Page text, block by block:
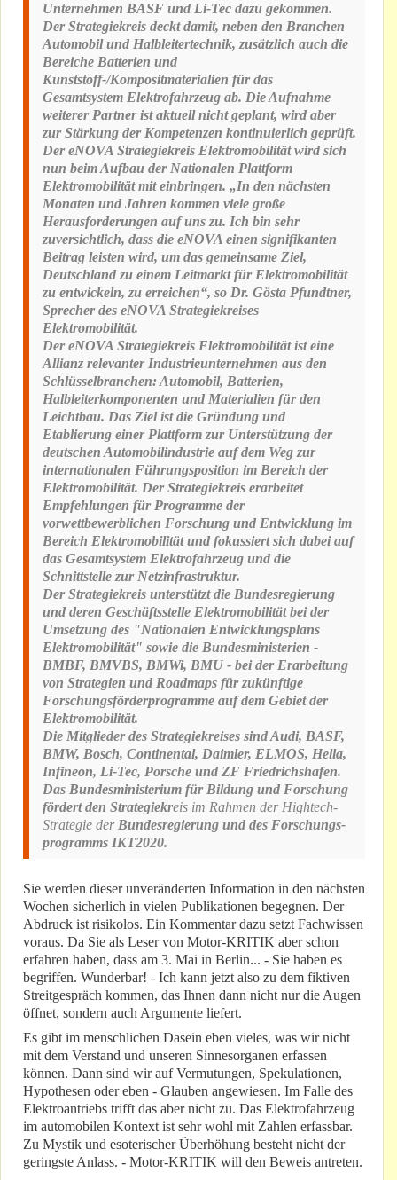
Unternehmen BASF und Li-Tec dazu gekommen.
Der Strategiekreis deckt damit, neben den Branchen
Automobil und Halbleitertechnik, zusätzlich auch die
Bereiche Batterien und
Kunststoff-/Kompositmaterialien für das
Gesamtsystem Elektrofahrzeug ab. Die Aufnahme
weiterer Partner ist aktuell nicht geplant, wird aber
zur Stärkung der Kompetenzen kontinuierlich geprüft.
Der eNOVA Strategiekreis Elektromobilität wird sich
nun beim Aufbau der Nationalen Plattform
Elektromobilität mit einbringen. „In den nächsten
Monaten und Jahren kommen viele große
Herausforderungen auf uns zu. Ich bin sehr
zuversichtlich, dass die eNOVA einen signifikanten
Beitrag leisten wird, um das gemeinsame Ziel,
Deutschland zu einem Leitmarkt für Elektromobilität
zu entwickeln, zu erreichen“, so Dr. Gösta Pfundtner,
Sprecher des eNOVA Strategiekreises
Elektromobilität.
Der eNOVA Strategiekreis Elektromobilität ist eine
Allianz relevanter Industrieunternehmen aus den
Schlüsselbranchen: Automobil, Batterien,
Halbleiterkomponenten und Materialien für den
Leichtbau. Das Ziel ist die Gründung und
Etablierung einer Plattform zur Unterstützung der
deutschen Automobilindustrie auf dem Weg zur
internationalen Führungsposition im Bereich der
Elektromobilität. Der Strategiekreis erarbeitet
Empfehlungen für Programme der
vorwettbewerblichen Forschung und Entwicklung im
Bereich Elektromobilität und fokussiert sich dabei auf
das Gesamtsystem Elektrofahrzeug und die
Schnittstelle zur Netzinfrastruktur.
Der Strategiekreis unterstützt die Bundesregierung
und deren Geschäftsstelle Elektromobilität bei der
Umsetzung des "Nationalen Entwicklungsplans
Elektromobilität" sowie die Bundesministerien -
BMBF, BMVBS, BMWi, BMU - bei der Erarbeitung
von Strategien und Roadmaps für zukünftige
Forschungsförderprogramme auf dem Gebiet der
Elektromobilität.
Die Mitglieder des Strategiekreises sind Audi, BASF,
BMW, Bosch, Continental, Daimler, ELMOS, Hella,
Infineon, Li-Tec, Porsche und ZF Friedrichshafen.
Das Bundesministerium für Bildung und Forschung
fördert den Strategiekreis im Rahmen der Hightech-
Strategie der Bundesregierung und des Forschungs-
programms IKT2020.
Sie werden dieser unveränderten Information in den nächsten
Wochen sicherlich in vielen Publikationen begegnen. Der
Abdruck ist risikolos. Ein Kommentar dazu setzt Fachwissen
voraus. Da Sie als Leser von Motor-KRITIK aber schon
erfahren haben, dass am 3. Mai in Berlin... - Sie haben es
begriffen. Wunderbar! - Ich kann jetzt also zu dem fiktiven
Streitgespräch kommen, das Ihnen dann nicht nur die Augen
öffnet, sondern auch Argumente liefert.
Es gibt im menschlichen Dasein eben vieles, was wir nicht
mit dem Verstand und unseren Sinnesorganen erfassen
können. Dann sind wir auf Vermutungen, Spekulationen,
Hypothesen oder eben - Glauben angewiesen. Im Falle des
Elektroantriebs trifft das aber nicht zu. Das Elektrofahrzeug
im automobilen Kontext ist sehr wohl mit Zahlen erfassbar.
Zu Mystik und esoterischer Überhöhung besteht nicht der
geringste Anlass. - Motor-KRITIK will den Beweis antreten.